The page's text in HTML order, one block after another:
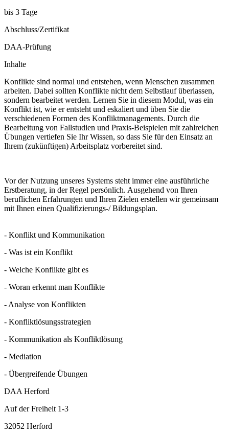
bis 3 Tage
Abschluss/Zertifikat
DAA-Prüfung
Inhalte
Konflikte sind normal und entstehen, wenn Menschen zusammen
arbeiten. Dabei sollten Konflikte nicht dem Selbstlauf überlassen,
sondern bearbeitet werden. Lernen Sie in diesem Modul, was ein
Konflikt ist, wie er entsteht und eskaliert und üben Sie die
verschiedenen Formen des Konfliktmanagements. Durch die
Bearbeitung von Fallstudien und Praxis-Beispielen mit zahlreichen
Übungen vertiefen Sie Ihr Wissen, so dass Sie für den Einsatz an
Ihrem (zukünftigen) Arbeitsplatz vorbereitet sind.
Vor der Nutzung unseres Systems steht immer eine ausführliche
Erstberatung, in der Regel persönlich. Ausgehend von Ihren
beruflichen Erfahrungen und Ihren Zielen erstellen wir gemeinsam
mit Ihnen einen Qualifizierungs-/ Bildungsplan.
- Konflikt und Kommunikation
- Was ist ein Konflikt
- Welche Konflikte gibt es
- Woran erkennt man Konflikte
- Analyse von Konflikten
- Konfliktlösungsstrategien
- Kommunikation als Konfliktlösung
- Mediation
- Übergreifende Übungen
DAA Herford
Auf der Freiheit 1-3
32052 Herford